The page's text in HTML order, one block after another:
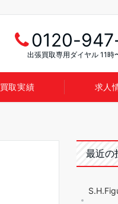
0120-
出張買取専用ダイヤル 11時
買取実績 求人
最近の